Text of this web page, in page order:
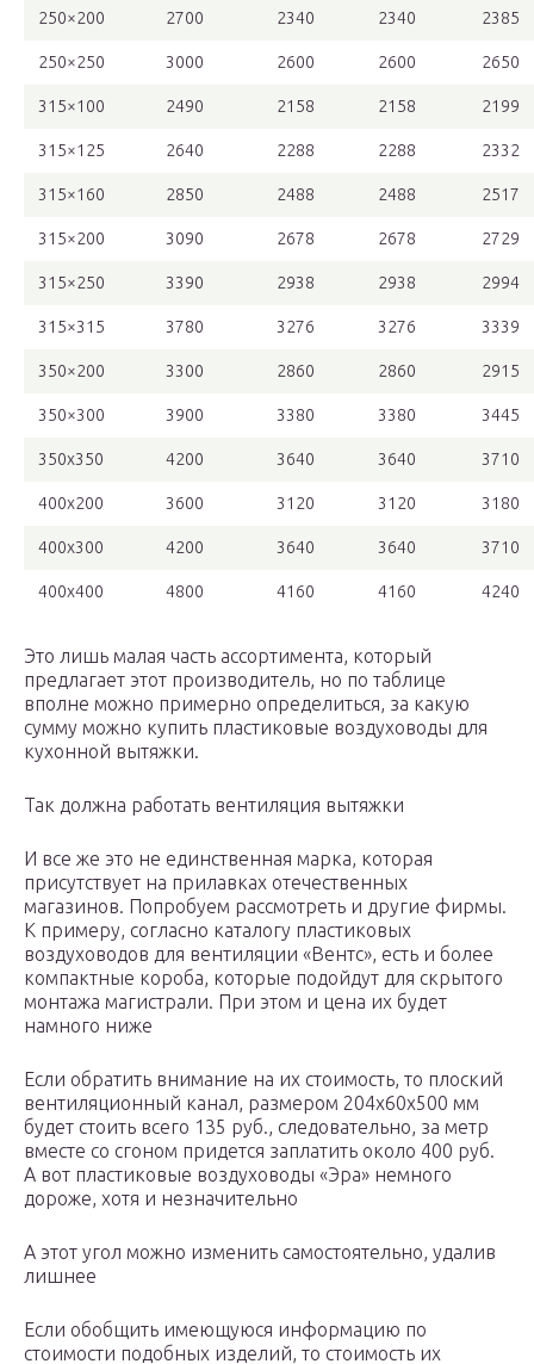
250×200 2700 2340 2340 2385
250×250 3000 2600 2600 2650
315×100 2490 2158 2158 2199
315×125 2640 2288 2288 2332
315×160 2850 2488 2488 2517
315×200 3090 2678 2678 2729
315×250 3390 2938 2938 2994
315×315 3780 3276 3276 3339
350×200 3300 2860 2860 2915
350×300 3900 3380 3380 3445
350х350 4200 3640 3640 3710
400х200 3600 3120 3120 3180
400х300 4200 3640 3640 3710
400х400 4800 4160 4160 4240
Это лишь малая часть ассортимента, который
предлагает этот производитель, но по таблице
вполне можно примерно определиться, за какую
сумму можно купить пластиковые воздуховоды для
кухонной вытяжки.
Так должна работать вентиляция вытяжки
И все же это не единственная марка, которая
присутствует на прилавках отечественных
магазинов. Попробуем рассмотреть и другие фирмы.
К примеру, согласно каталогу пластиковых
воздуховодов для вентиляции «Вентс», есть и более
компактные короба, которые подойдут для скрытого
монтажа магистрали. При этом и цена их будет
намного ниже
Если обратить внимание на их стоимость, то плоский
вентиляционный канал, размером 204х60х500 мм
будет стоить всего 135 руб., следовательно, за метр
вместе со сгоном придется заплатить около 400 руб.
А вот пластиковые воздуховоды «Эра» немного
дороже, хотя и незначительно
А этот угол можно изменить самостоятельно, удалив
лишнее
Если обобщить имеющуюся информацию по
стоимости подобных изделий, то стоимость их